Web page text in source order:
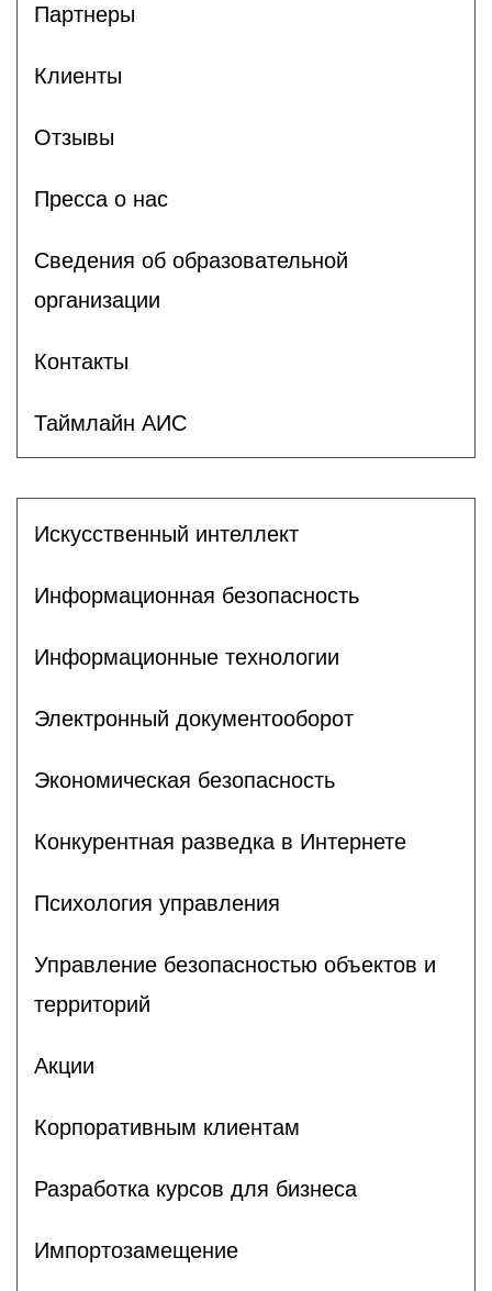
Партнеры
Клиенты
Отзывы
Пресса о нас
Сведения об образовательной
организации
Контакты
Таймлайн АИС
Искусственный интеллект
Информационная безопасность
Информационные технологии
Электронный документооборот
Экономическая безопасность
Конкурентная разведка в Интернете
Психология управления
Управление безопасностью объектов и
территорий
Акции
Корпоративным клиентам
Разработка курсов для бизнеса
Импортозамещение